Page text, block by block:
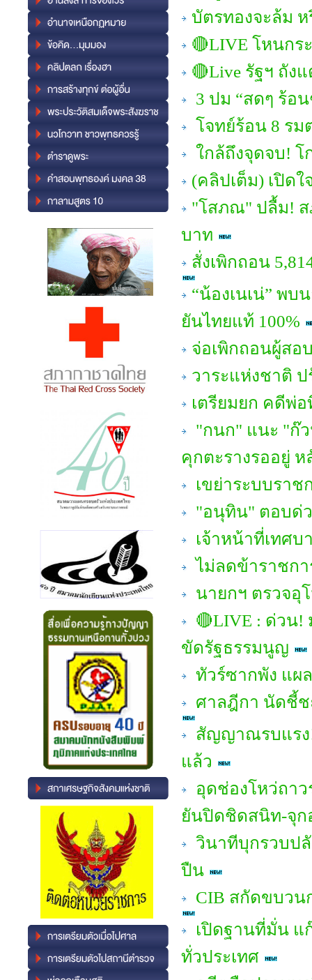
บัตรทองจะล้ม
🔴LIVE โหนกร
🔴Live รัฐฯ ถัง
3 ปม “สดๆ ร้อ
โจทย์ร้อน 8 รม
ใกล้ถึงจุดจบ! โ
(คลิปเต็ม) เปิด
"โสภณ" ปลื้ม! ส
บาท
สั่งเพิกถอน
“น้องเนเน่” พบ
ยันไทยแท้ 100%
จ่อเพิกถอนผู้สอ
วาระแห่งชาติ
เตรียมยก คดีพ่
"กนก" แนะ "ก๊
คุกตะรางรออยู่
เขย่าระบบราช
"อนุทิน" ตอบด่
เจ้าหน้าที่เทศ
ไม่ลดข้าราชก
นายกฯ ตรวจอุ
🔴LIVE : ด่วน!
ขัดรัฐธรรมนูญ
ทัวร์ซากพัง แผ
ศาลฎีกา นัดชี้ช
สัญญาณรบแรง
แล้ว
อุดช่องโหว่ถาว
ยันปิดชิดสนิท-จุก
วินาทีบุกรวบป
ปืน
CIB สกัดขบวน
เปิดฐานที่มั่น แ
ทั่วประเทศ